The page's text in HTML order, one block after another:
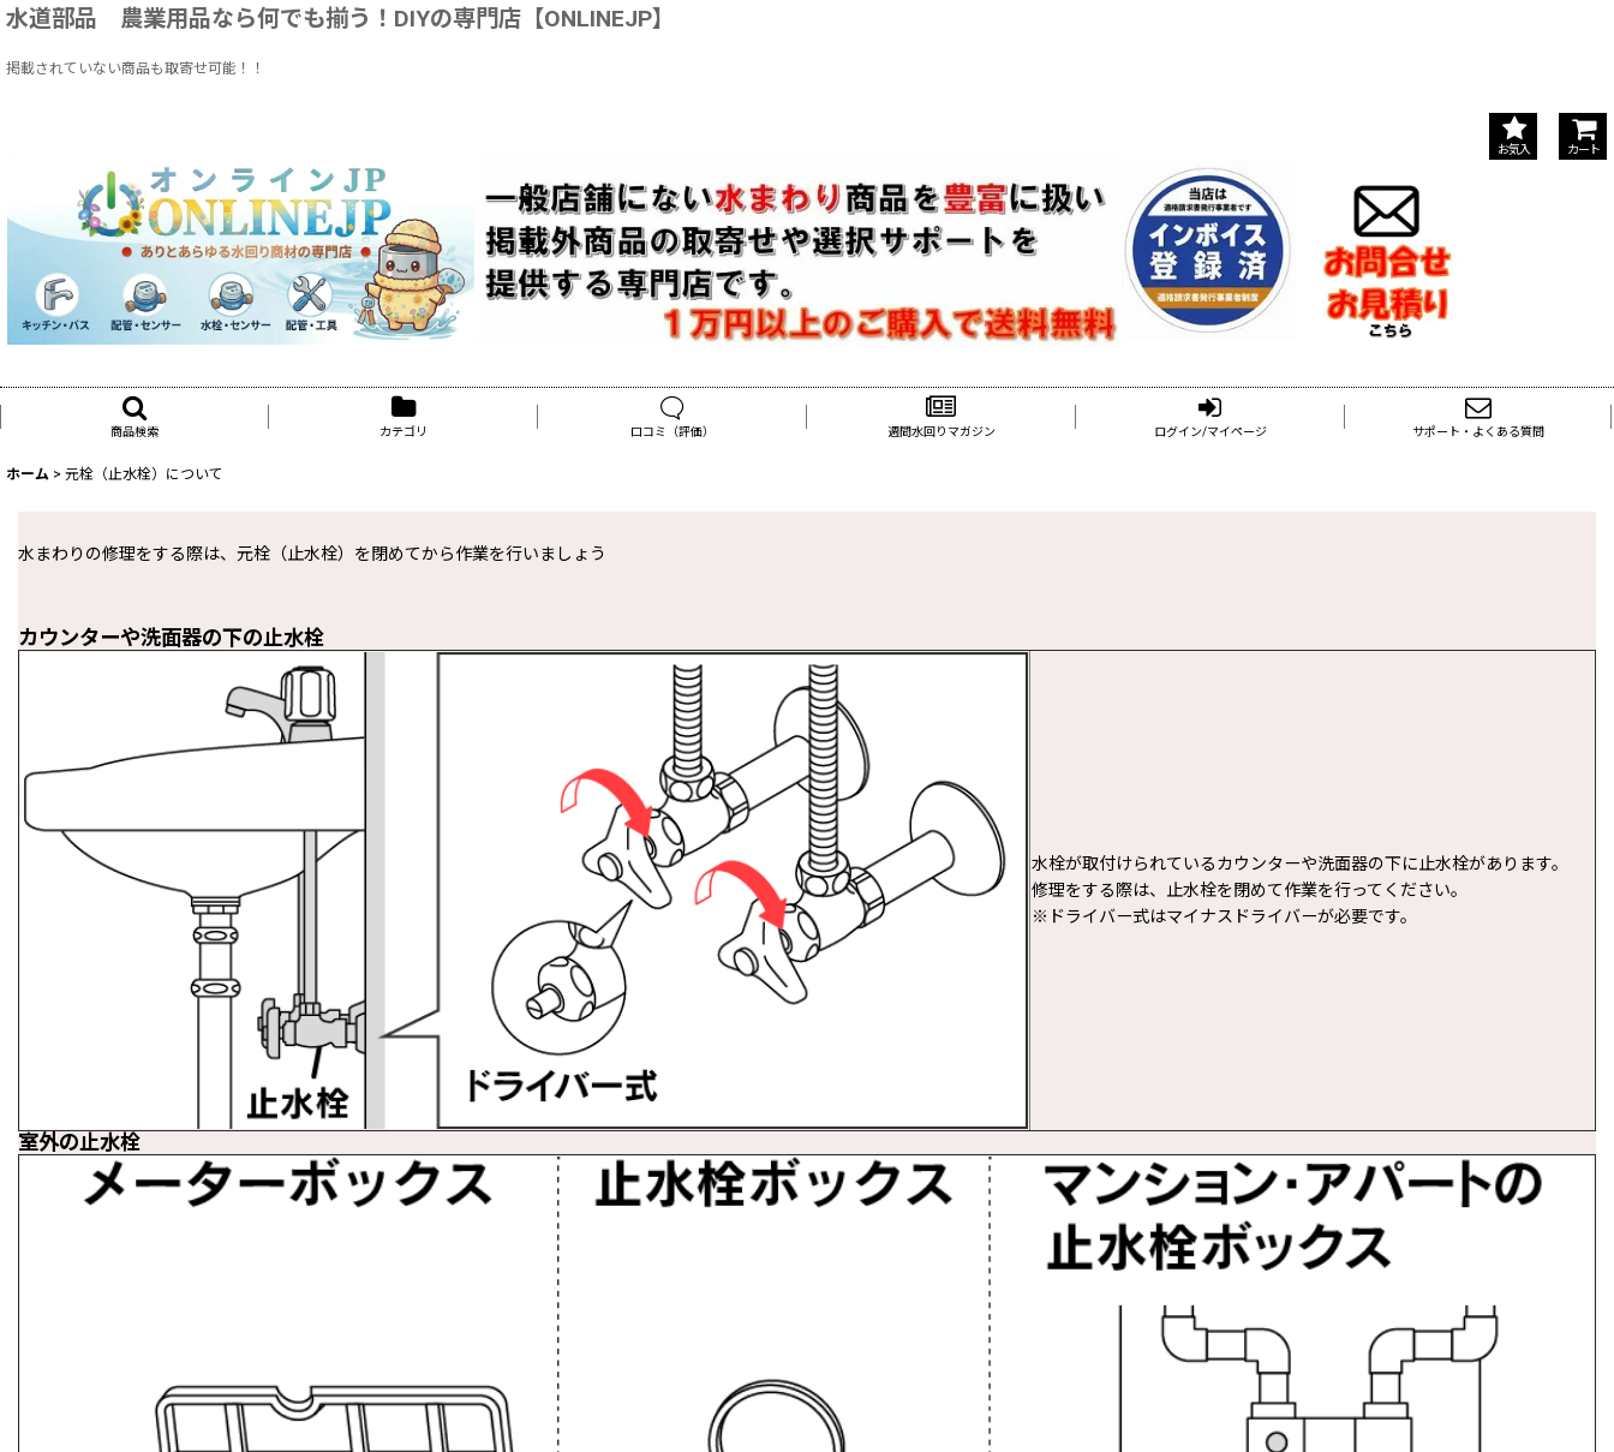
水道部品 農業用品なら何でも揃う！DIYの専門店【ONLINEJP】
掲載されていない商品も取寄せ可能！！
お気入 カート
商品検索 カテゴリ 口コミ（評価） 週間水回りマガジン ログイン/マイページ サポート・よくある質問
ホーム > 元栓（止水栓）について
水まわりの修理をする際は、元栓（止水栓）を閉めてから作業を行いましょう
カウンターや洗面器の下の止水栓
水栓が取付けられているカウンターや洗面器の下に止水栓があります。
修理をする際は、止水栓を閉めて作業を行ってください。
※ドライバー式はマイナスドライバーが必要です。
室外の止水栓